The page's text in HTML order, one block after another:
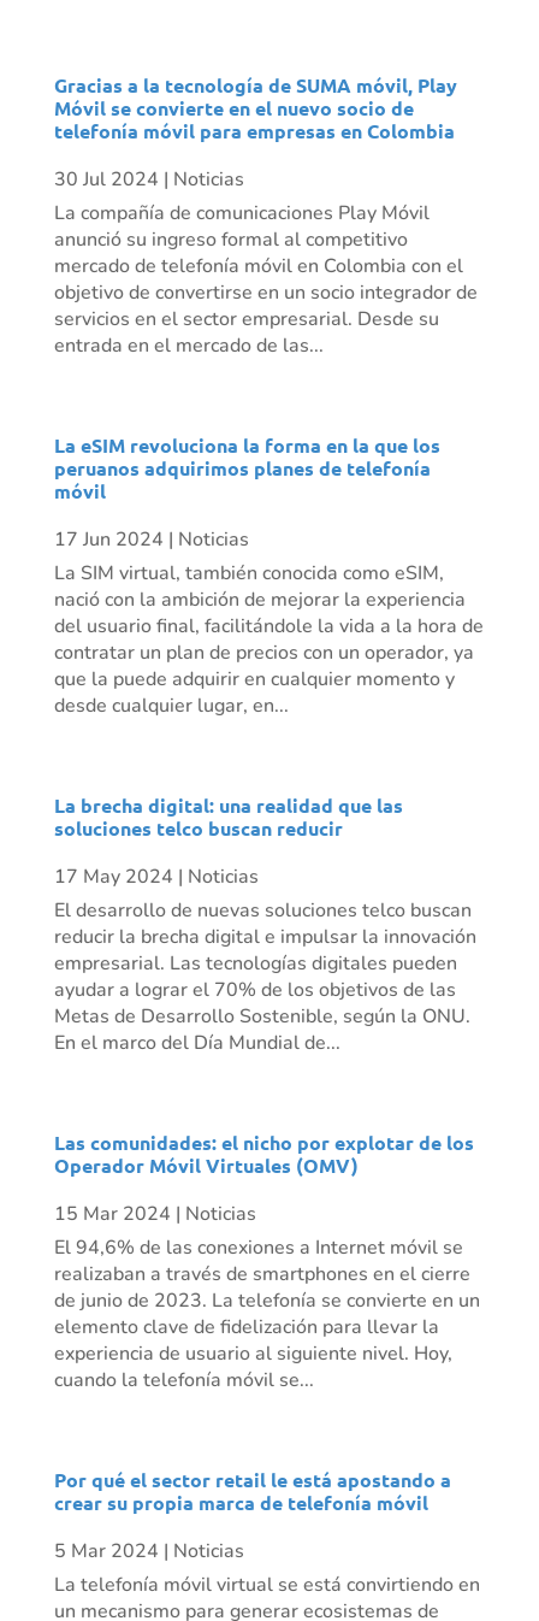
Gracias a la tecnología de SUMA móvil, Play
Móvil se convierte en el nuevo socio de
telefonía móvil para empresas en Colombia
30 Jul 2024 | Noticias
La compañía de comunicaciones Play Móvil
anunció su ingreso formal al competitivo
mercado de telefonía móvil en Colombia con el
objetivo de convertirse en un socio integrador de
servicios en el sector empresarial. Desde su
entrada en el mercado de las...
La eSIM revoluciona la forma en la que los
peruanos adquirimos planes de telefonía
móvil
17 Jun 2024 | Noticias
La SIM virtual, también conocida como eSIM,
nació con la ambición de mejorar la experiencia
del usuario final, facilitándole la vida a la hora de
contratar un plan de precios con un operador, ya
que la puede adquirir en cualquier momento y
desde cualquier lugar, en...
La brecha digital: una realidad que las
soluciones telco buscan reducir
17 May 2024 | Noticias
El desarrollo de nuevas soluciones telco buscan
reducir la brecha digital e impulsar la innovación
empresarial. Las tecnologías digitales pueden
ayudar a lograr el 70% de los objetivos de las
Metas de Desarrollo Sostenible, según la ONU.
En el marco del Día Mundial de...
Las comunidades: el nicho por explotar de los
Operador Móvil Virtuales (OMV)
15 Mar 2024 | Noticias
El 94,6% de las conexiones a Internet móvil se
realizaban a través de smartphones en el cierre
de junio de 2023. La telefonía se convierte en un
elemento clave de fidelización para llevar la
experiencia de usuario al siguiente nivel. Hoy,
cuando la telefonía móvil se...
Por qué el sector retail le está apostando a
crear su propia marca de telefonía móvil
5 Mar 2024 | Noticias
La telefonía móvil virtual se está convirtiendo en
un mecanismo para generar ecosistemas de